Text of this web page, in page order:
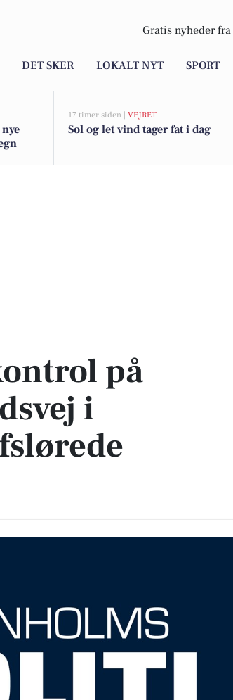
Gratis nyheder fra
DET SKER LOKALT NYT SPORT
17 timer siden | VEJRET
Sol og let vind tager fat i dag
afslørede fartsyndere
på
i